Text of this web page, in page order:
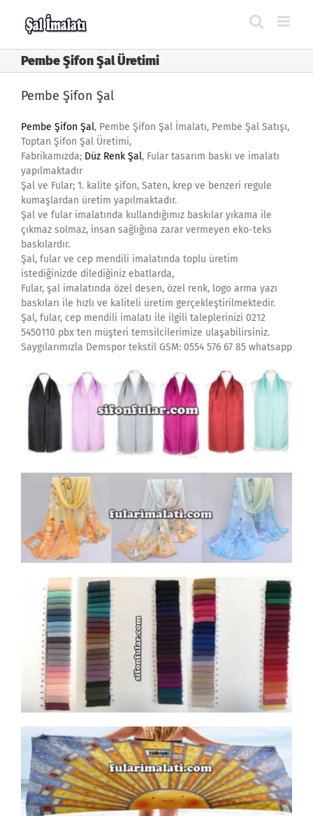
content
Pembe Şifon Şal Üretimi
Pembe Şifon Şal
Pembe Şifon Şal, Pembe Şifon Şal İmalatı, Pembe Şal Satışı,
Toptan Şifon Şal Üretimi,
Fabrikamızda; Düz Renk Şal, Fular tasarım baskı ve imalatı
yapılmaktadır
Şal ve Fular; 1. kalite şifon, Saten, krep ve benzeri regule
kumaşlardan üretim yapılmaktadır.
Şal ve fular imalatında kullandığımız baskılar yıkama ile
çıkmaz solmaz, insan sağlığına zarar vermeyen eko-teks
baskılardır.
Şal, fular ve cep mendili imalatında toplu üretim
istediğinizde dilediğiniz ebatlarda,
Fular, şal imalatında özel desen, özel renk, logo arma yazı
baskıları ile hızlı ve kaliteli üretim gerçekleştirilmektedir.
Şal, fular, cep mendili imalatı ile ilgili taleplerinizi 0212
5450110 pbx ten müşteri temsilcilerimize ulaşabilirsiniz.
Saygılarımızla Demspor tekstil GSM: 0554 576 67 85 whatsapp